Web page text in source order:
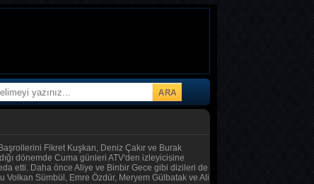
Fikret Kuşkan, Deniz Çakır ve Burak
dönemde Cuma günleri ATV'den izleyicisine
etti. Daha önce Aliye ve Binbir Gece gibi dizileri de
Sümbül, Emre Özdür, Meryem Gülbatak ve Ali